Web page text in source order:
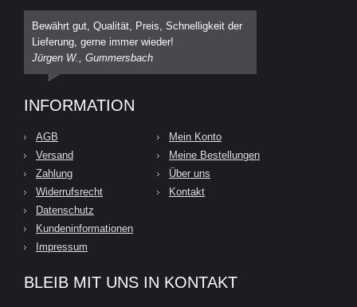
Bewährt gut, Qualität, Preis, Schnelligkeit der
Lieferung, gerne immer wieder!
Jürgen W., Gummersbach
INFORMATION
AGB
Versand
Zahlung
Widerrufsrecht
Datenschutz
Kundeninformationen
Impressum
Mein Konto
Meine Bestellungen
Über uns
Kontakt
BLEIB MIT UNS IN KONTAKT